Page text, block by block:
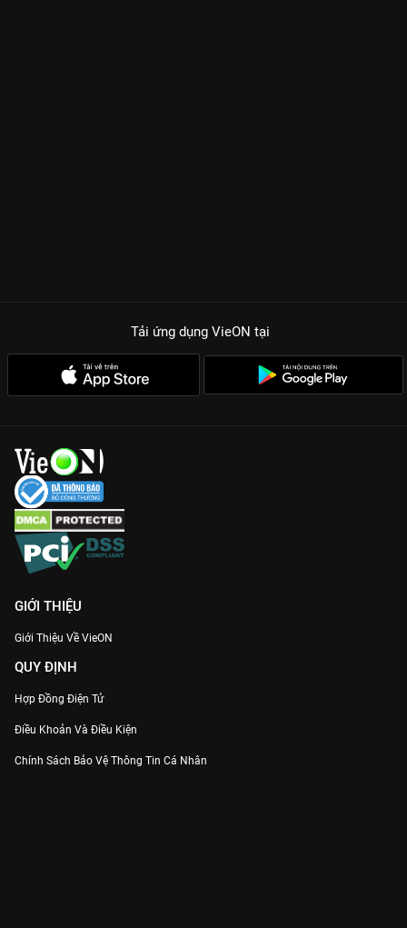
Tải ứng dụng VieON tại
GIỚI THIỆU
Giới Thiệu Về VieON
QUY ĐỊNH
Hợp Đồng Điện Tử
Điều Khoản Và Điều Kiện
Chính Sách Bảo Vệ Thông Tin Cá Nhân